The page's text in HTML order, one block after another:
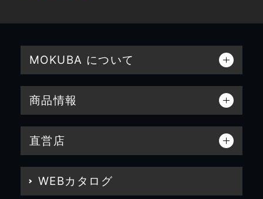
MOKUBA について
商品情報
直営店
WEBカタログ